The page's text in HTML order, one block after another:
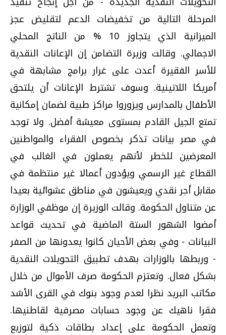
المرحلة التالية من تخفيضات الدعم لتقليض عجز
الميزانية الذي يتجاوز 10 % من الناتج المحلي
الاجمالي. وقالت وزيرة التضامن إن الإعانات النقدية
للأسر الفقيرة أعدت على غرار برامج مشابهة في
أمريكا اللاتينية. وسوف تشترط الإعانات أن يلتحق
الأطفال بالمدارس ويزوروا مراكز طبية لضمان إمكانية
تمتع الجيل القادم بمستوى معيشة أفضل. ولا توجد
في مصر بيانات تذكر بخصوص الفقراء والمواطنين
المعرضين للخطر لأنهم يعملون في الغالب في
القطاع غير الرسمي ويؤدون أعمالا غير منتظمة في
مقابل أجر نقدي ويعيشون في مناطق عشوائية بعيدا
عن متناول الحكومة. وقالت الوزيرة إن موظفي الوزارة
أمضوا الشهور الستة الماضية في تحديث قواعد
البيانات - وفي بعض الأحيان كانوا يعدونها من الصفر
- وربطها بالوزارات بهدف تطبيق التحويلات النقدية
بشكل فعال. وتعتزم الحكومة صرف الأموال من خلال
مكاتب البريد نظرا لعدم وجود بنوك في القرى الأشد
فقرا ناهيك عن وجود حسابات مصرفية لقاطنيها.
وتعمل الحكومة على إعداد بطاقات ذكية لتوزيع